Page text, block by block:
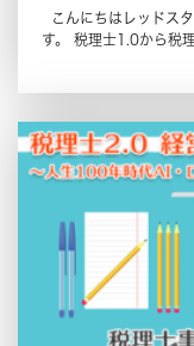
こんにちはレッドス
す。 税理士1.0から税